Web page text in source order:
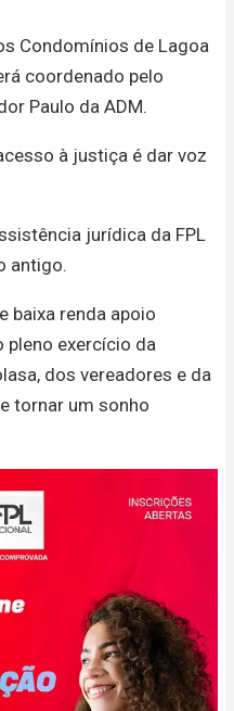
Condomínios de Lagoa
coordenado pelo
Paulo da ADM.
à justiça é dar voz
jurídica da FPL
antigo.
baixa renda apoio
pleno exercício da
dos vereadores e da
tornar um sonho